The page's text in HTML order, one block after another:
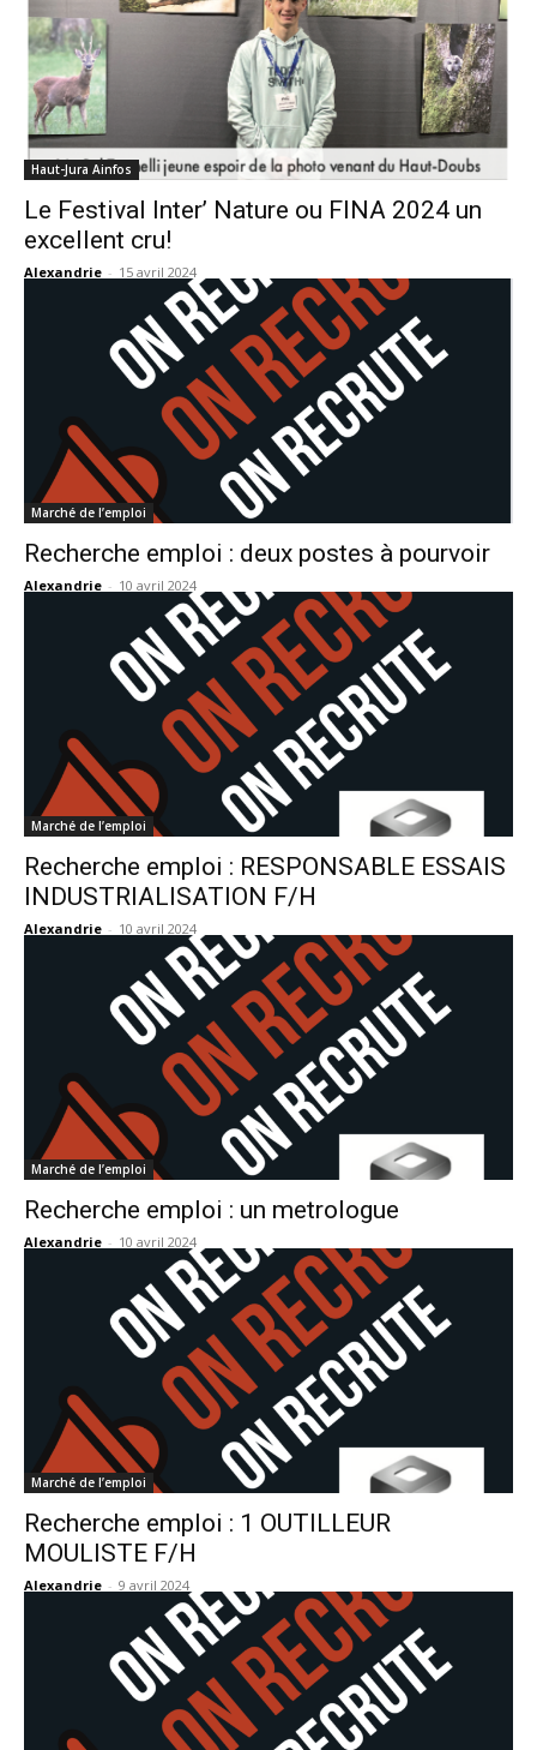
Haut-Jura Ainfos
Le Festival Inter’ Nature ou FINA 2024 un
excellent cru!
Alexandrie - 15 avril 2024
Marché de l’emploi
Recherche emploi : deux postes à pourvoir
Alexandrie - 10 avril 2024
Marché de l’emploi
Recherche emploi : RESPONSABLE ESSAIS
INDUSTRIALISATION F/H
Alexandrie - 10 avril 2024
Marché de l’emploi
Recherche emploi : un metrologue
Alexandrie - 10 avril 2024
Marché de l’emploi
Recherche emploi : 1 OUTILLEUR
MOULISTE F/H
Alexandrie - 9 avril 2024